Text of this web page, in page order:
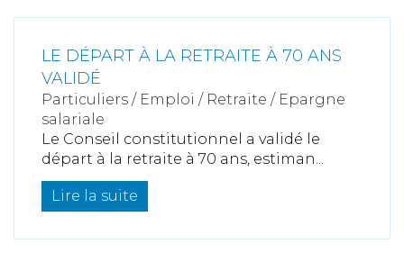
LE DÉPART À LA RETRAITE À 70 ANS
VALIDÉ
Particuliers / Emploi / Retraite / Epargne
salariale
Le Conseil constitutionnel a validé le
départ à la retraite à 70 ans, estiman...
Lire la suite